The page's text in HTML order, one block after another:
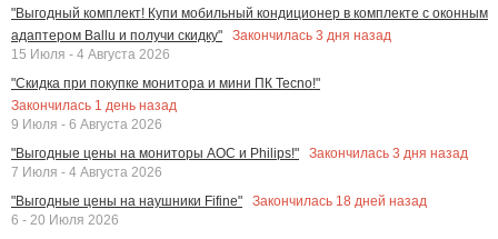
"Выгодный комплект! Купи мобильный кондиционер в комплекте с оконным
адаптером Ballu и получи скидку"
Закончилась 3 дня назад
15 Июля - 4 Августа 2026
"Скидка при покупке монитора и мини ПК Tecno!"
Закончилась 1 день назад
9 Июля - 6 Августа 2026
"Выгодные цены на мониторы AOC и Philips!"
Закончилась 3 дня назад
7 Июля - 4 Августа 2026
"Выгодные цены на наушники Fifine"
Закончилась 18 дней назад
6 - 20 Июля 2026